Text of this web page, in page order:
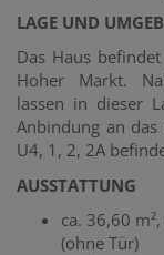
LAGE UND
Das Haus
Hoher Markt.
lassen in dieser
Anbindung an
U4, 1, 2, 2A
AUSSTATTUNG
ca. 36,60
(ohne Tür)